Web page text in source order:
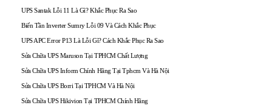
UPS Santak Lỗi 11 Là Gì? Khắc Phục Ra Sao
Biến Tần Inverter Sumry Lỗi 09 Và Cách Khắc Phục
UPS APC Error P13 Là Lỗi Gì? Cách Khắc Phục Ra Sao
Sửa Chữa UPS Maruson Tại TPHCM Chất Lượng
Sửa Chữa UPS Inform Chính Hãng Tại Tphcm Và Hà Nội
Sửa Chữa UPS Borri Tại TPHCM Và Hà Nội
Sửa Chữa UPS Hikivion Tại TPHCM Chính Hãng